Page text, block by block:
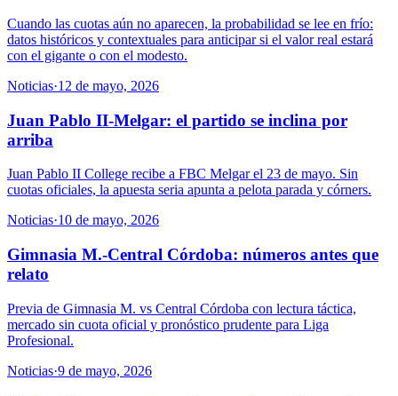
Cuando las cuotas aún no aparecen, la probabilidad se lee en frío:
datos históricos y contextuales para anticipar si el valor real estará
con el gigante o con el modesto.
Noticias·12 de mayo, 2026
Juan Pablo II-Melgar: el partido se inclina por
arriba
Juan Pablo II College recibe a FBC Melgar el 23 de mayo. Sin
cuotas oficiales, la apuesta seria apunta a pelota parada y córners.
Noticias·10 de mayo, 2026
Gimnasia M.-Central Córdoba: números antes que
relato
Previa de Gimnasia M. vs Central Córdoba con lectura táctica,
mercado sin cuota oficial y pronóstico prudente para Liga
Profesional.
Noticias·9 de mayo, 2026